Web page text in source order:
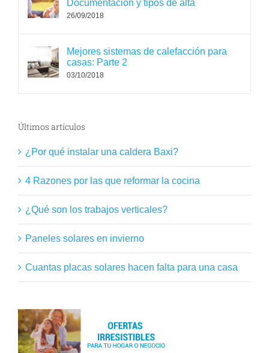
Documentación y tipos de alta
26/09/2018
Mejores sistemas de calefacción para
casas: Parte 2
03/10/2018
Últimos artículos
¿Por qué instalar una caldera Baxi?
4 Razones por las que reformar la cocina
¿Qué son los trabajos verticales?
Paneles solares en invierno
Cuantas placas solares hacen falta para una casa